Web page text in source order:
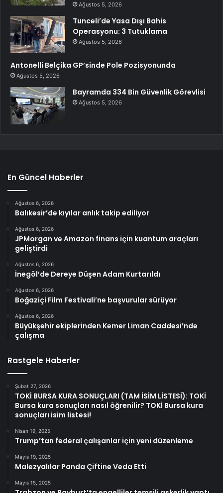
Ağustos 5, 2026
Tunceli’de Yasa Dışı Bahis
Operasyonu: 3 Tutuklama
Ağustos 5, 2026
Antonelli Belçika GP’sinde Pole Pozisyonunda
Ağustos 5, 2026
Bayramda 334 Bin Güvenlik Görevlisi
Ağustos 5, 2026
En Güncel Haberler
Ağustos 6, 2026
Balıkesir’de kıyılar anlık takip ediliyor
Ağustos 6, 2026
JPMorgan ve Amazon finans için kuantum araçları
geliştirdi
Ağustos 6, 2026
İnegöl’de Dereye Düşen Adam Kurtarıldı
Ağustos 6, 2026
Boğaziçi Film Festivali’ne başvurular sürüyor
Ağustos 6, 2026
Büyükşehir ekiplerinden Kemer Liman Caddesi’nde
çalışma
Rastgele Haberler
Şubat 27, 2026
TOKİ BURSA KURA SONUÇLARI (TAM İSİM LİSTESİ): TOKİ
Bursa kura sonuçları nasıl öğrenilir? TOKİ Bursa kura
sonuçları isim listesi!
Nisan 19, 2025
Trump’tan federal çalışanlar için yeni düzenleme
Mayıs 19, 2025
Malezyalılar Panda Çiftine Veda Etti
Mayıs 15, 2025